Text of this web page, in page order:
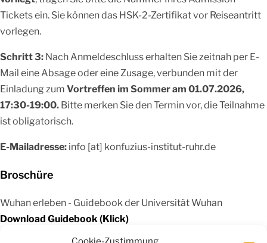
Tickets ein. Sie können das HSK-2-Zertifikat vor Reiseantritt
vorlegen.
Schritt 3: Nach Anmeldeschluss erhalten Sie zeitnah per E-
Mail eine Absage oder eine Zusage, verbunden mit der
Einladung zum Vortreffen im Sommer am 01.07.2026,
17:30-19:00. Bitte merken Sie den Termin vor, die Teilnahme
ist obligatorisch.
E-Mailadresse: info [at] konfuzius-institut-ruhr.de
Broschüre
Wuhan erleben - Guidebook der Universität Wuhan
Download Guidebook (Klick)